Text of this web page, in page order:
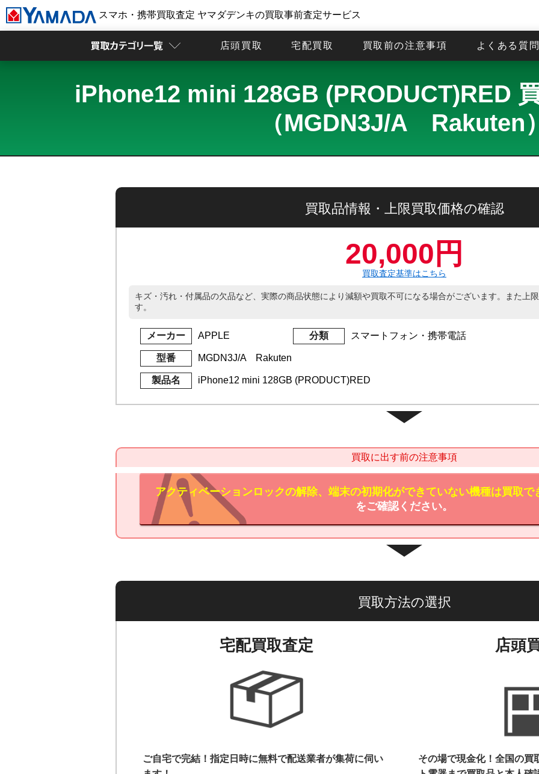
スマホ・携帯買取査定 ヤマダデンキの買取事前査定サービス
店頭買取 宅配買取 買取前の注意事項 よくある質
iPhone12 mini 128GB (PRODUCT)RED
（MGDN3J/A Rakuten
買取品情報・上限買取価格の確認
20,000円
買取査定基準はこちら
キズ・汚れ・付属品の欠品など、実際の商品状態により減額や買取不可になる場合がございます。また上
す。
メーカー APPLE 分類 スマートフォン・携帯電話
型番 MGDN3J/A Rakuten
製品名 iPhone12 mini 128GB (PRODUCT)RED
買取に出す前の注意事項
アクティベーションロックの解除、端末の初期化ができていない機種は買取で
をご確認ください。
買取方法の選択
宅配買取査定
ご自宅で完結！指定日時に無料で配送業者が集荷に伺い
店頭
その場で現金化！全国の買